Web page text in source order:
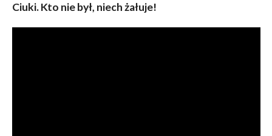
Ciuki. Kto nie był, niech żałuje!